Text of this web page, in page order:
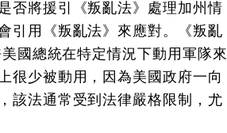
否將援引《叛亂法》處理加州情
引用《叛亂法》來應對。《叛亂
國總統在特定情況下動用軍隊來
很少被動用，因為美國政府一向
該法通常受到法律嚴格限制，尤